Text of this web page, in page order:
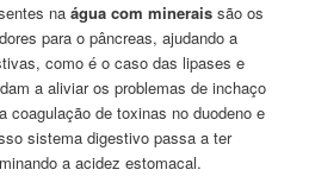
naágua com minerais são os
para o pâncreas, ajudando a
como é o caso das lipases e
a aliviar os problemas de inchaço
coagulação de toxinas no duodeno e
sistema digestivo passa a ter
a acidez estomacal.